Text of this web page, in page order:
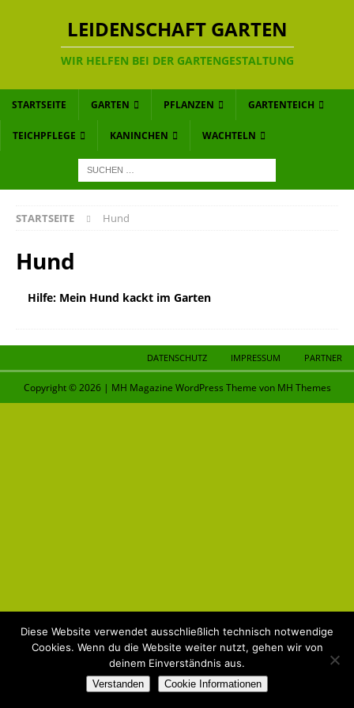
LEIDENSCHAFT GARTEN
WIR HELFEN BEI DER GARTENGESTALTUNG
STARTSEITE GARTEN PFLANZEN GARTENTEICH
TEICHPFLEGE KANINCHEN WACHTELN
STARTSEITE Hund
Hund
Hilfe: Mein Hund kackt im Garten
DATENSCHUTZ IMPRESSUM PARTNER
Copyright © 2026 | MH Magazine WordPress Theme von MH Themes
Diese Website verwendet ausschließlich technisch notwendige
Cookies. Wenn du die Website weiter nutzt, gehen wir von
deinem Einverständnis aus.
Verstanden Cookie Informationen